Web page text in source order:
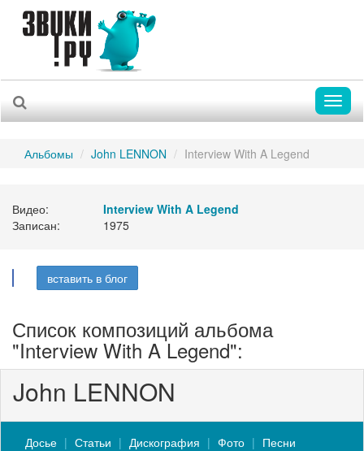
Альбомы John LENNON Interview With A Legend
Видео:
Interview With A Legend
Записан:
1975
вставить в блог
Список композиций альбома
"Interview With A Legend":
John LENNON
Досье Статьи Дискография Фото
Песни